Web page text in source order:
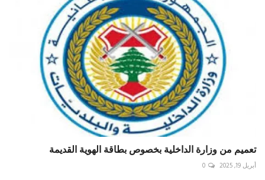
تعميم من وزارة الداخلية بخصوص بطاقة الهوية القديمة
أبريل 19, 2025 0